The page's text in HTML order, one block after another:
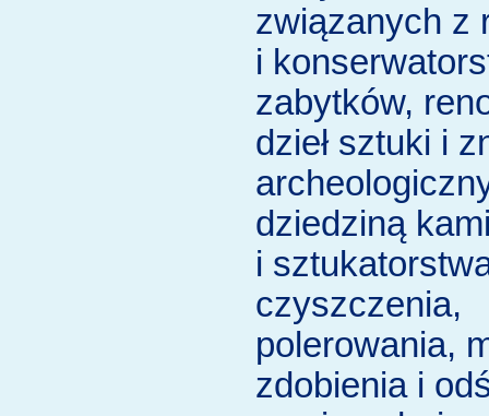
związanych z
i
zabytków,
dzieł sztuki i
dziedziną
i
czyszczenia,
polerowania,
zdobienia i